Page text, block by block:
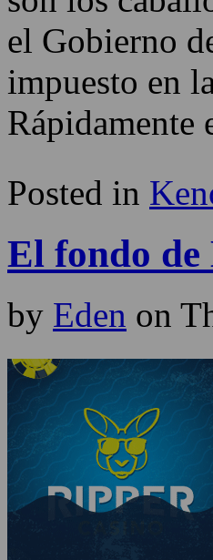
el Gobierno
impuesto en
Rápidamente
Posted in
El fondo de
by Eden on